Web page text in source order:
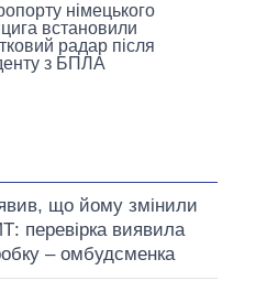
німецького
встановили
радар після
з БПЛА
що йому змінили
перевірка виявила
– омбудсменка